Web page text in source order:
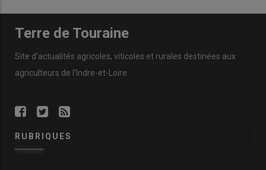
Terre de Touraine
Site d'actualités agricoles, viticoles et rurales destinées aux
agriculteurs de l'Indre-et-Loire.
RUBRIQUES